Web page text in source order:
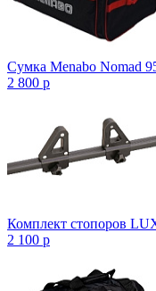
Сумка Menabo Nomad
2 800 p
Комплект стопоров
2 100 p